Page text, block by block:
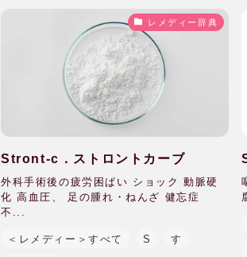
レメディー辞典
Stront-c．ストロントカーブ
外科手術後の疲労困ぱい ショック 動脈硬
化 高血圧、 足の腫れ・ねんざ 健忘症
不...
＜レメディー＞すべて S す